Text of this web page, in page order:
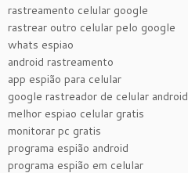
rastreamento celular google
rastrear outro celular pelo google
whats espiao
android rastreamento
app espião para celular
google rastreador de celular android
melhor espiao celular gratis
monitorar pc gratis
programa espião android
programa espião em celular